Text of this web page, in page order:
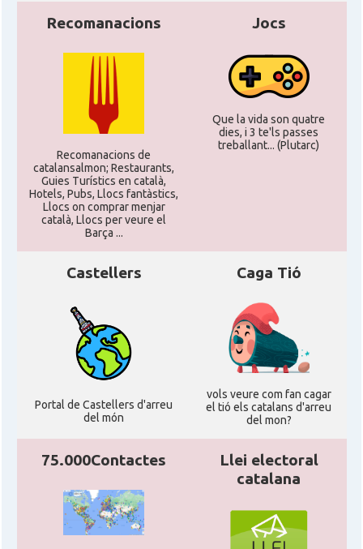
Recomanacions
Recomanacions de
catalansalmon; Restaurants,
Guies Turístics en català,
Hotels, Pubs, Llocs fantàstics,
Llocs on comprar menjar
català, Llocs per veure el
Barça ...
Jocs
Que la vida son quatre
dies, i 3 te'ls passes
treballant... (Plutarc)
Castellers
Portal de Castellers d'arreu
del món
Caga Tió
vols veure com fan cagar
el tió els catalans d'arreu
del mon?
75.000Contactes
Llei electoral
catalana